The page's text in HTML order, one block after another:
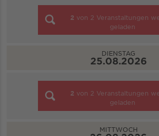
2 von 2 Veranstaltungen
geladen
DIENSTAG
25.08.2026
2 von 2 Veranstaltungen
geladen
MITTWOCH